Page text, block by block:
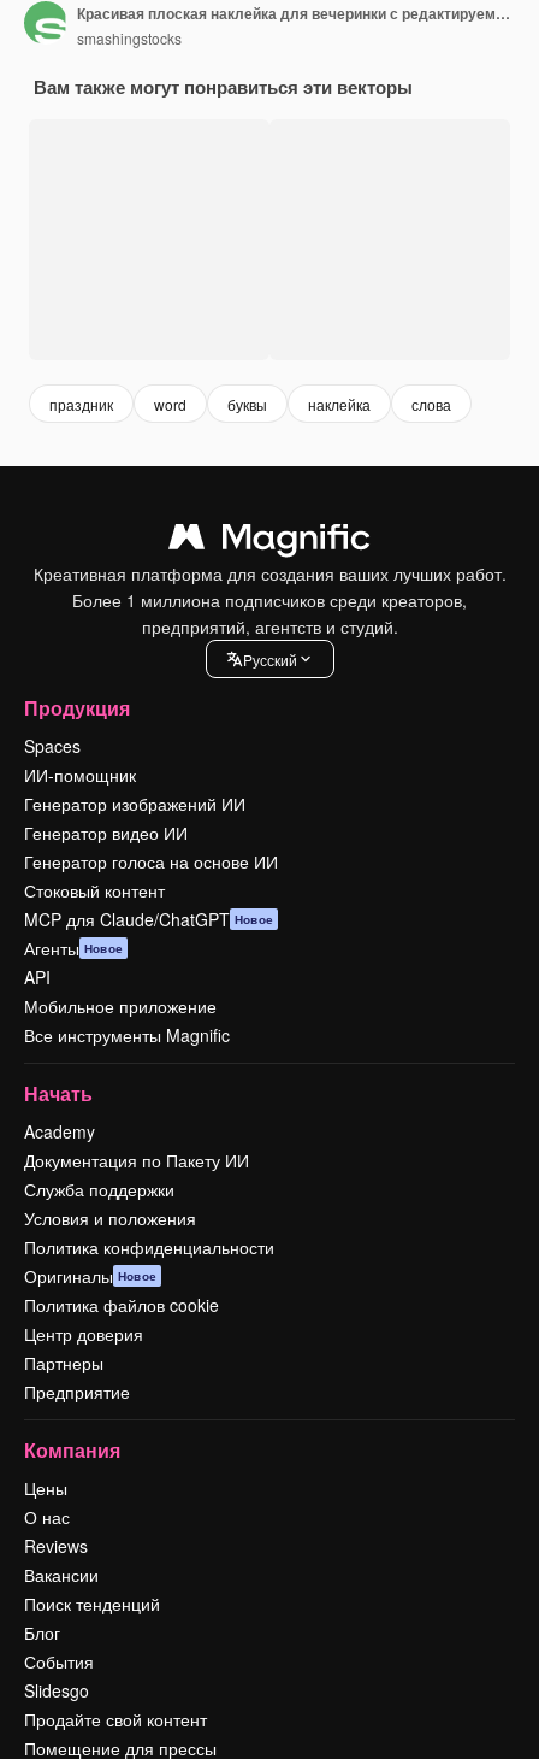
Красивая плоская наклейка для вечеринки с редактируемым устройством
smashingstocks
Вам также могут понравиться эти векторы
праздник word буквы наклейка слова
Креативная платформа для создания ваших лучших работ.
Более 1 миллиона подписчиков среди креаторов,
предприятий, агентств и студий.
Pусский
Продукция
Spaces
ИИ-помощник
Генератор изображений ИИ
Генератор видео ИИ
Генератор голоса на основе ИИ
Стоковый контент
MCP для Claude/ChatGPT Новое
Агенты Новое
API
Мобильное приложение
Все инструменты Magnific
Начать
Academy
Документация по Пакету ИИ
Служба поддержки
Условия и положения
Политика конфиденциальности
Оригиналы Новое
Политика файлов cookie
Центр доверия
Партнеры
Предприятие
Компания
Цены
О нас
Reviews
Вакансии
Поиск тенденций
Блог
События
Slidesgo
Продайте свой контент
Помещение для прессы